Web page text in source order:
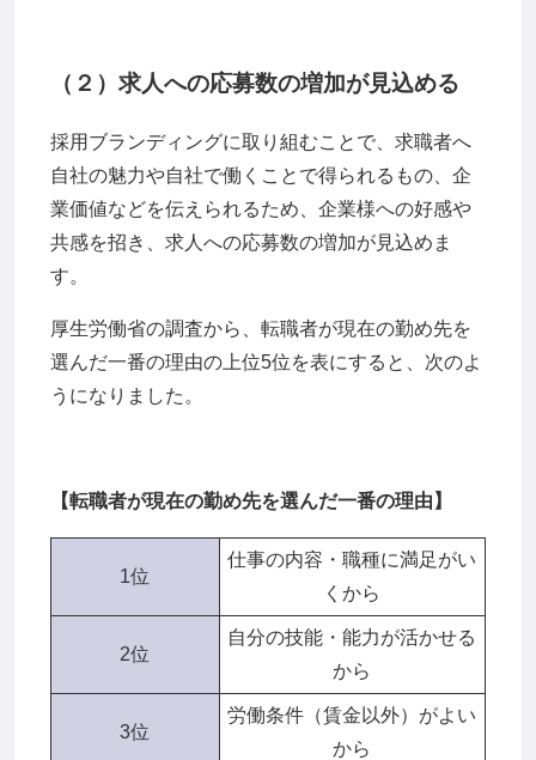
（２）求人への応募数の増加が見込める
採用ブランディングに取り組むことで、求職者へ
自社の魅力や自社で働くことで得られるもの、企
業価値などを伝えられるため、企業様への好感や
共感を招き、求人への応募数の増加が見込めま
す。
厚生労働省の調査から、転職者が現在の勤め先を
選んだ一番の理由の上位5位を表にすると、次のよ
うになりました。
【転職者が現在の勤め先を選んだ一番の理由】
1位
仕事の内容・職種に満足がい
くから
2位
自分の技能・能力が活かせる
から
3位
労働条件（賃金以外）がよい
から